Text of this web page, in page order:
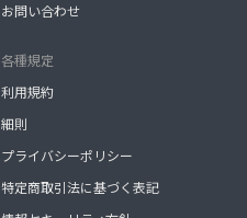
お問い合わせ
各種規定
利用規約
細則
プライバシーポリシー
特定商取引法に基づく表記